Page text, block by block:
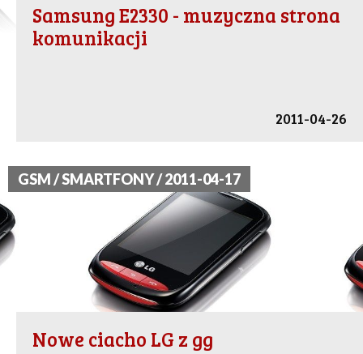
Samsung E2330 - muzyczna strona
komunikacji
2011-04-26
GSM / SMARTFONY / 2011-04-17
Nowe ciacho LG z gg